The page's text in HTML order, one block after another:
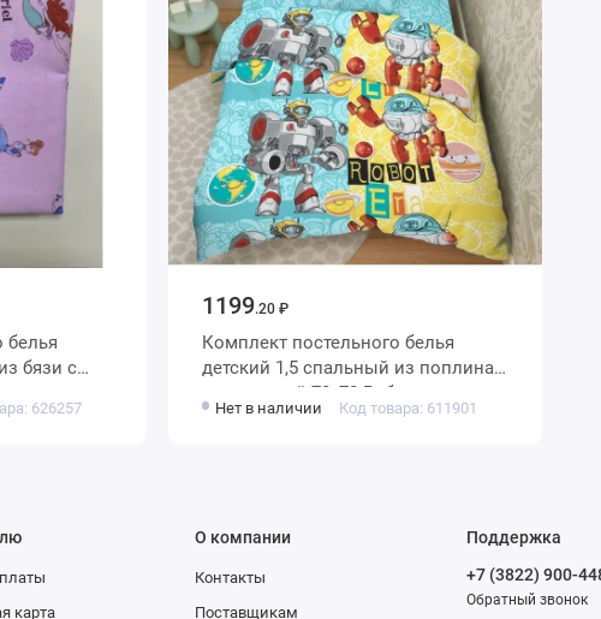
белья
626257
1199.20 ₽
Комплект постельного белья
детский 1,5 спальный из поплина с
наволочкой 70х70 Роботы
Василиса
Нет в наличии Код товара: 611901
карта
О компании
Контакты
Поставщикам
Поддержка
+7 (3822) 900-
Обратный звонок